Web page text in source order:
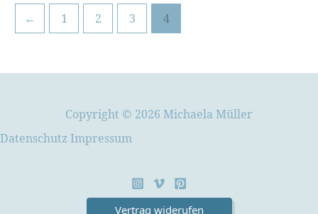
← 1 2 3 4
Copyright © 2026 Michaela Müller
Datenschutz Impressum
Vertrag widerufen